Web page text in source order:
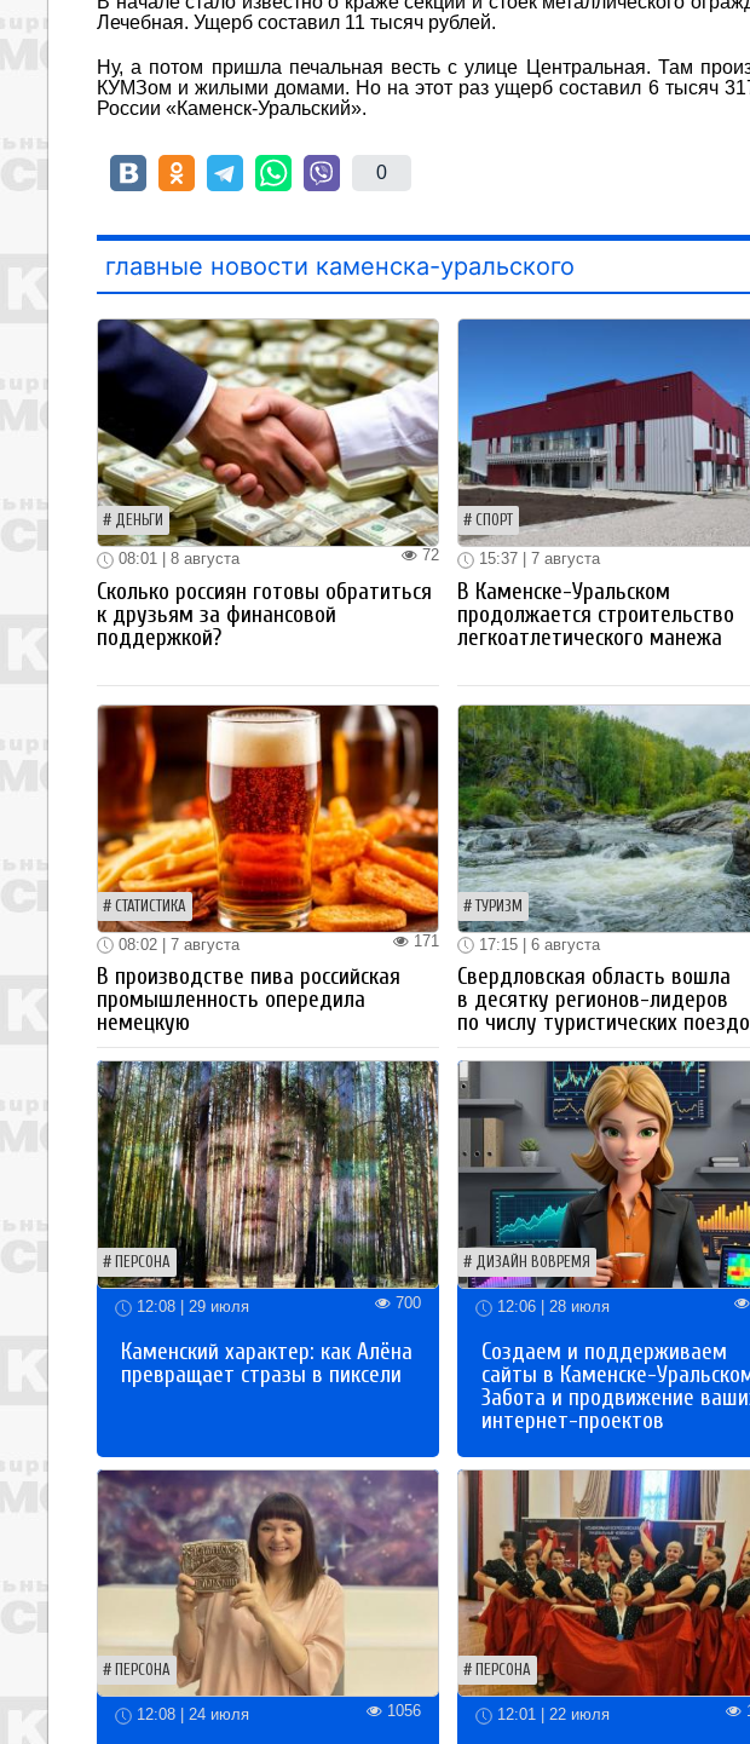
Лечебная. Ущерб составил 11 тысяч рублей.
Ну, а потом пришла печальная весть с улице Центральная. Там
КУМЗом и жилыми домами. Но на этот раз ущерб составил 6 тысяч
России «Каменск-Уральский».
0
главные новости каменска-уральского
ДЕНЬГИ
72
08:01 | 8 августа
Сколько россиян готовы обратиться
к друзьям за финансовой
поддержкой?
СПОРТ
15:37 | 7 августа
В Каменске-Уральском
продолжается строительство
легкоатлетического манежа
СТАТИСТИКА
171
08:02 | 7 августа
В производстве пива российская
промышленность опередила
немецкую
ТУРИЗМ
17:15 | 6 августа
Свердловская область вошла
в десятку регионов-лидеров
по числу туристических
ПЕРСОНА
12:08 | 29 июля 700
Каменский характер: как Алёна
превращает стразы в пиксели
ДИЗАЙН ВОВРЕМЯ
12:06 | 28 июля
Создаем и поддерживаем
сайты в Каменске-
Забота и продвижение
интернет-проектов
ПЕРСОНА
12:08 | 24 июля 1056
ПЕРСОНА
12:01 | 22 июля